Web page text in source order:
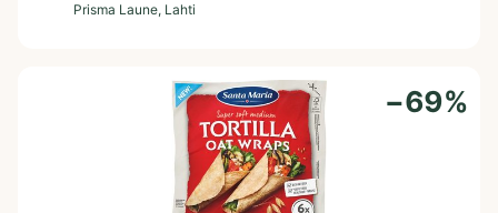
Prisma Laune, Lahti
−69%